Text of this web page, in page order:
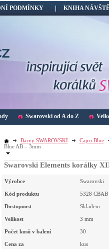
PODMÍNKY KNIHA
Swarovski od A do Z
Barvy SWAROVSKI Capri Blue
Blue AB – 3mm
Swarovski Elements korálky
Výrobce Swarovski
Kód produktu 5328 CBAB
Dostupnost Skladem
Velikost 3 mm
Počet kusů v balení 30
Cena za kus